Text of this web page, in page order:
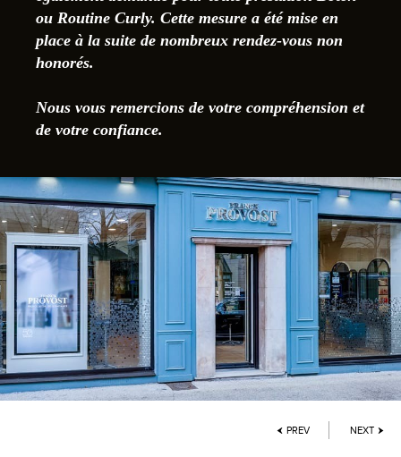
ou Routine Curly. Cette mesure a été mise en
place à la suite de nombreux rendez-vous non
honorés.
Nous vous remercions de votre compréhension et
de votre confiance.
PREV NEXT